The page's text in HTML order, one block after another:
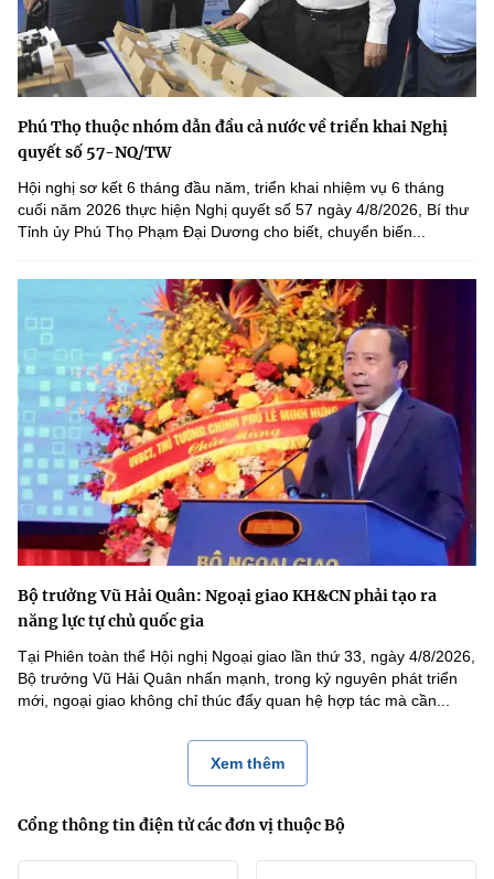
Phú Thọ thuộc nhóm dẫn đầu cả nước về triển khai Nghị
quyết số 57-NQ/TW
Hội nghị sơ kết 6 tháng đầu năm, triển khai nhiệm vụ 6 tháng
cuối năm 2026 thực hiện Nghị quyết số 57 ngày 4/8/2026, Bí thư
Tỉnh ủy Phú Thọ Phạm Đại Dương cho biết, chuyển biến...
Bộ trưởng Vũ Hải Quân: Ngoại giao KH&CN phải tạo ra
năng lực tự chủ quốc gia
Tại Phiên toàn thể Hội nghị Ngoại giao lần thứ 33, ngày 4/8/2026,
Bộ trưởng Vũ Hải Quân nhấn mạnh, trong kỷ nguyên phát triển
mới, ngoại giao không chỉ thúc đẩy quan hệ hợp tác mà cần...
Xem thêm
Cổng thông tin điện tử các đơn vị thuộc Bộ